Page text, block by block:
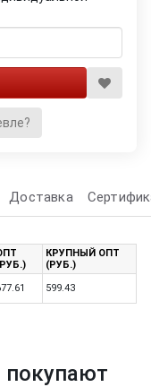
Доставка
КРУПНЫЙ ОПТ
(РУБ.)
599.43